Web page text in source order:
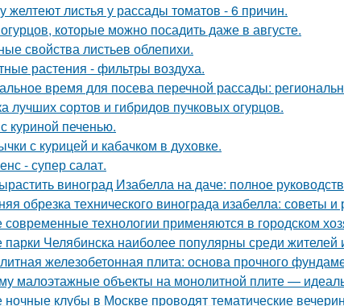
желтеют листья у рассады томатов - 6 причин.
которые можно посадить даже в августе.
свойства листьев облепихи.
растения - фильтры воздуха.
время для посева перечной рассады:
лучших сортов и гибридов пучковых огурцов.
куриной печенью.
с курицей и кабачком в духовке.
- супер салат.
виноград Изабелла на даче: полное
обрезка технического винограда изабелла: советы
современные технологии применяются в городском
парки Челябинска наиболее популярны среди жителей
железобетонная плита: основа прочного
малоэтажные объекты на монолитной плите —
ночные клубы в Москве проводят тематические